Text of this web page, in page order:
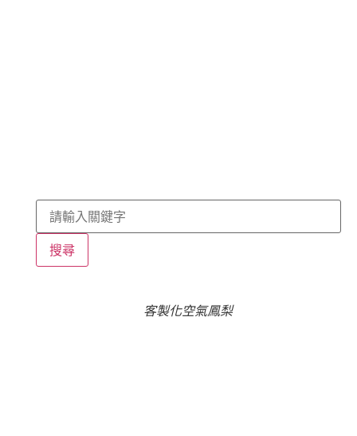
搜尋
客製化空氣鳳梨